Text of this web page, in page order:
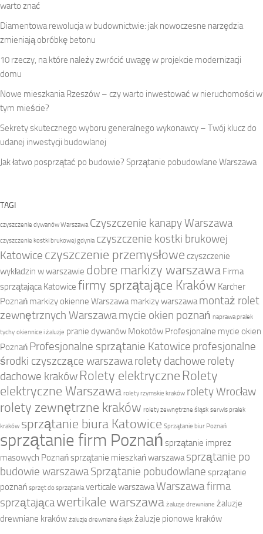
warto znać
Diamentowa rewolucja w budownictwie: jak nowoczesne narzędzia
zmieniają obróbkę betonu
10 rzeczy, na które należy zwrócić uwagę w projekcie modernizacji
domu
Nowe mieszkania Rzeszów – czy warto inwestować w nieruchomości w
tym mieście?
Sekrety skutecznego wyboru generalnego wykonawcy – Twój klucz do
udanej inwestycji budowlanej
Jak łatwo posprzątać po budowie? Sprzątanie pobudowlane Warszawa
TAGI
czyszczenie dywanów Warszawa Czyszczenie kanapy Warszawa
czyszczenie kostki brukowej gdynia czyszczenie kostki brukowej
Katowice czyszczenie przemysłowe czyszczenie
wykładzin w warszawie dobre markizy warszawa Firma
sprzątająca Katowice firmy sprzątające Kraków Karcher
Poznań markizy okienne Warszawa markizy warszawa montaż rolet
zewnętrznych Warszawamycie okien poznań naprawa pralek
tychy okiennice i żaluzje pranie dywanów Mokotów Profesjonalne mycie okien
Poznań Profesjonalne sprzątanie Katowice profesjonalne
środki czyszczące warszawarolety dachowe rolety
dachowe kraków Rolety elektryczne Rolety
elektryczne Warszawa rolety rzymskie kraków rolety Wrocław
rolety zewnętrzne kraków rolety zewnętrzne śląsk serwis pralek
kraków sprzątanie biura Katowice Sprzątanie biur Poznań
sprzątanie firm Poznań sprzątanie imprez
masowych Poznańsprzątanie mieszkań warszawa sprzątanie po
budowie warszawaSprzątanie pobudowlane sprzątanie
poznań sprzęt do sprzątania verticale warszawaWarszawa firma
sprzątającawertikale warszawa żaluzje drewniane żaluzje
drewniane kraków żaluzje drewniane śląsk żaluzje pionowe kraków